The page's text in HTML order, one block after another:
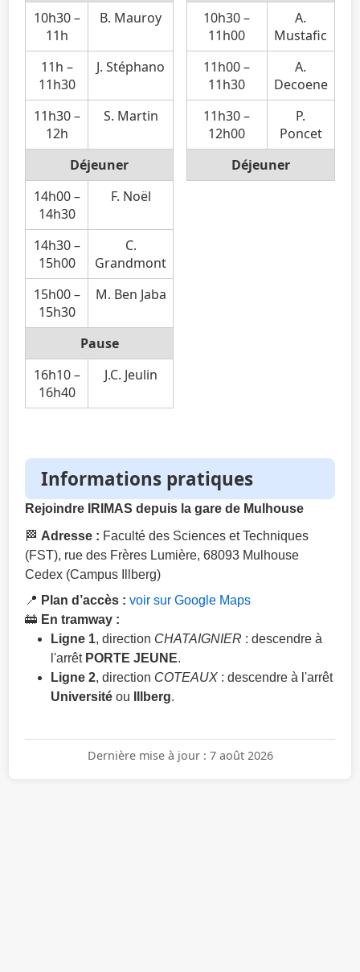
10h30 –
11h
B. Mauroy
11h –
11h30
J. Stéphano
11h30 –
12h
S. Martin
Déjeuner
14h00 –
14h30
F. Noël
14h30 –
15h00
C.
Grandmont
15h00 –
15h30
M. Ben Jaba
Pause
16h10 –
16h40
J.C. Jeulin
10h30 –
11h00
A.
Mustafic
11h00 –
11h30
A.
Decoene
11h30 –
12h00
P.
Poncet
Déjeuner
Informations pratiques
Rejoindre IRIMAS depuis la gare de Mulhouse
🏁 Adresse : Faculté des Sciences et Techniques
(FST), rue des Frères Lumière, 68093 Mulhouse
Cedex (Campus Illberg)
📍 Plan d’accès : voir sur Google Maps
🚋 En tramway :
Ligne 1, direction CHATAIGNIER : descendre à
l'arrêt PORTE JEUNE.
Ligne 2, direction COTEAUX : descendre à l'arrêt
Université ou Illberg.
Dernière mise à jour : 7 août 2026